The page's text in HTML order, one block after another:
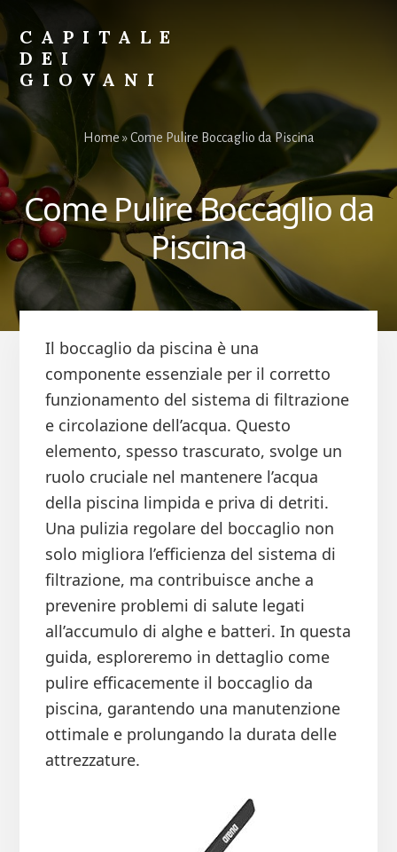
primary
sidebar
content
CAPITALE
DEI
GIOVANI
Sito
Giovani
Home »Come Pulire Boccaglio da Piscina
Come Pulire Boccaglio da
Piscina
Il boccaglio da piscina è una
componente essenziale per il corretto
funzionamento del sistema di filtrazione
e circolazione dell’acqua. Questo
elemento, spesso trascurato, svolge un
ruolo cruciale nel mantenere l’acqua
della piscina limpida e priva di detriti.
Una pulizia regolare del boccaglio non
solo migliora l’efficienza del sistema di
filtrazione, ma contribuisce anche a
prevenire problemi di salute legati
all’accumulo di alghe e batteri. In questa
guida, esploreremo in dettaglio come
pulire efficacemente il boccaglio da
piscina, garantendo una manutenzione
ottimale e prolungando la durata delle
attrezzature.